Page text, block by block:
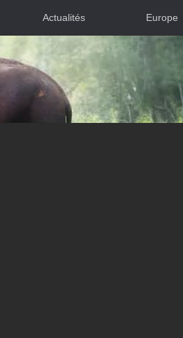
Actualités Europe